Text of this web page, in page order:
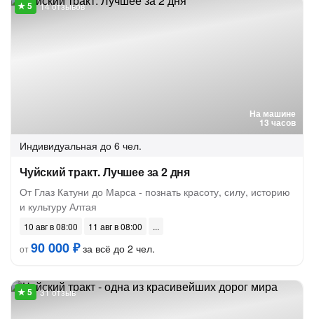
На машине
13 часов
14 отзывов
Индивидуальная до 6 чел.
Чуйский тракт. Лучшее за 2 дня
От Глаз Катуни до Марса - познать красоту, силу, историю
и культуру Алтая
10 авг в 08:00
11 авг в 08:00
от90 000 ₽за всё до 2 чел.
31 отзыв